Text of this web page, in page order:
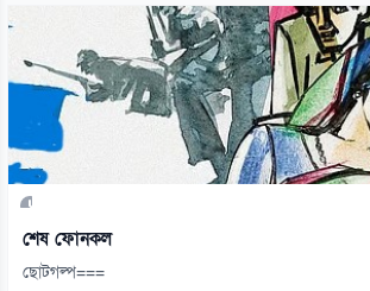
শেষ ফোনকল
ছোটগল্প===